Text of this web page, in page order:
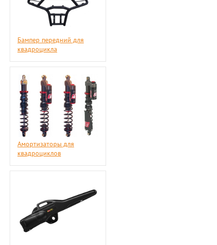
Бампер передний для
квадроцикла
Амортизаторы для
квадроциклов